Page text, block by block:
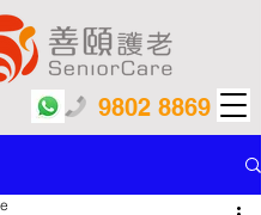
9802 8869